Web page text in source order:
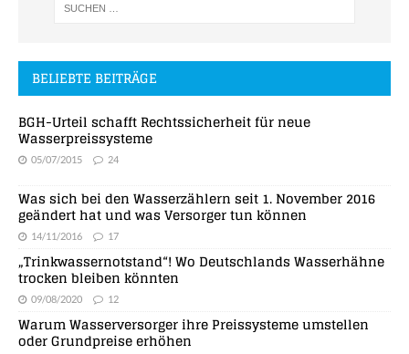
BELIEBTE BEITRÄGE
BGH-Urteil schafft Rechtssicherheit für neue
Wasserpreissysteme
05/07/2015 24
Was sich bei den Wasserzählern seit 1. November 2016
geändert hat und was Versorger tun können
14/11/2016 17
„Trinkwassernotstand“! Wo Deutschlands Wasserhähne
trocken bleiben könnten
09/08/2020 12
Warum Wasserversorger ihre Preissysteme umstellen
oder Grundpreise erhöhen